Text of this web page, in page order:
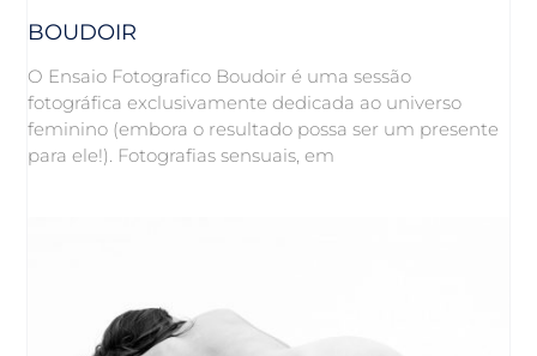
BOUDOIR
O Ensaio Fotografico Boudoir é uma sessão
fotográfica exclusivamente dedicada ao universo
feminino (embora o resultado possa ser um presente
para ele!). Fotografias sensuais, em